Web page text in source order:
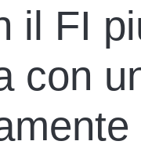
il FI
con